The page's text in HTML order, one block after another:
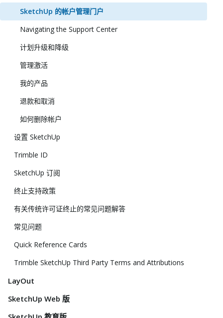
SketchUp 的帐户管理门户
Navigating the Support Center
计划升级和降级
管理激活
我的产品
退款和取消
如何删除帐户
设置 SketchUp
Trimble ID
SketchUp 订阅
终止支持政策
有关传统许可证终止的常见问题解答
常见问题
Quick Reference Cards
Trimble SketchUp Third Party Terms and Attributions
LayOut
SketchUp Web 版